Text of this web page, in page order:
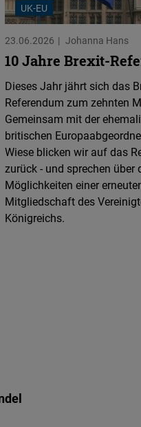
UK-EU
23.06.2026 Johanna Hans
10 Jahre Brexit-
Dieses Jahr jährt sich das
Referendum zum zehnten
Gemeinsam mit der
britischen
Wiese blicken wir auf das
zurück - und sprechen über
Möglichkeiten einer
Mitgliedschaft des
Königreichs.